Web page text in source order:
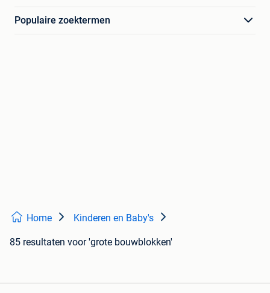
Populaire zoektermen
Home Kinderen en Baby's
85 resultaten voor 'grote bouwblokken'